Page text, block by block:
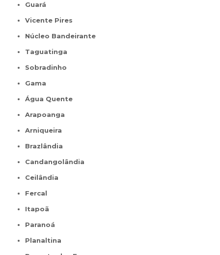
Guará
Vicente Pires
Núcleo Bandeirante
Taguatinga
Sobradinho
Gama
Água Quente
Arapoanga
Arniqueira
Brazlândia
Candangolândia
Ceilândia
Fercal
Itapoã
Paranoá
Planaltina